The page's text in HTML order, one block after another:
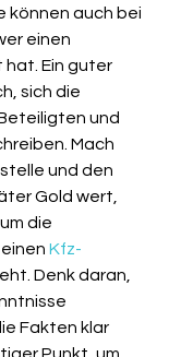
können auch bei
einen
Ein guter
sich die
und
Mach
und den
Gold wert,
die
Kfz-
Denk daran,
Fakten klar